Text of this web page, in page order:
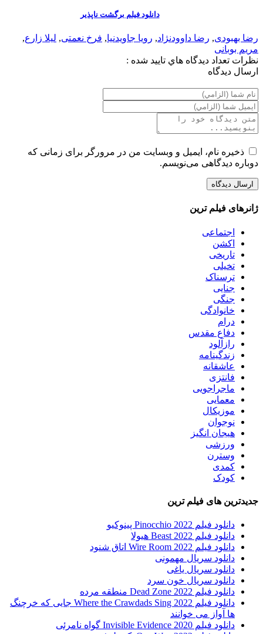
دانلود فیلم برگشت ناپذیر
رضا بهبودی, رضا داوودنژاد, رویا جاویدنیا, فرخ نعمتی, لیلا زارع,
مریم بوبانی
نظرات تعداد ديدگاه هاي تاييد شده :
ارسال ديدگاه
ذخیره نام، ایمیل و وبسایت من در مرورگر برای زمانی که
دوباره دیدگاهی می‌نویسم.
ژانرهای فیلم ترین
اجتماعی
اکشن
تاریخی
تخیلی
ترسناک
جنایی
جنگی
خانوادگی
درام
دفاع مقدس
رازآلود
زندگینامه
عاشقانه
فانتزی
ماجراجویی
معمایی
موزیکال
نوجوان
هیجان انگیز
ورزشی
وسترن
کمدی
کودک
جدیدترین های فیلم ترین
دانلود فیلم Pinocchio 2022 پینوکیو
دانلود فیلم Beast 2022 هیولا
دانلود فیلم Wire Room 2022 اتاق شنود
دانلود سریال مهمونی
دانلود سریال یاغی
دانلود سریال خون سرد
دانلود فیلم 2022 Dead Zone منطقه مرده
دانلود فیلم Where the Crawdads Sing 2022 جایی که خرچنگ
ها آواز می خوانند
دانلود فیلم 2020 Invisible Evidence گواه نامرئی